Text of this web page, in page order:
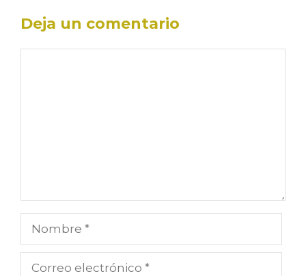
Deja un comentario
Nombre